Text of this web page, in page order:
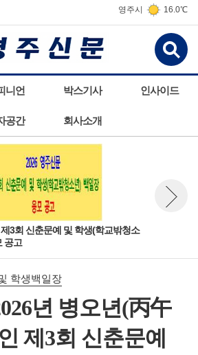
영주시 16.0℃
니언 박스기사 인사이드
공간 회사소개
3회 신춘문예 및 학생(학교밖청소
공고
학생백일장
년 병오년(丙午
제3회 신춘문예